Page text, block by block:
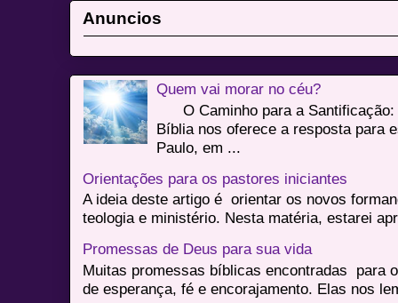
Anuncios
Quem vai morar no céu?
O Caminho para a Santificação:
Bíblia nos oferece a resposta para
Paulo, em ...
Orientações para os pastores iniciantes
A ideia deste artigo é orientar os novos
teologia e ministério. Nesta matéria, estarei
Promessas de Deus para sua vida
Muitas promessas bíblicas encontradas para
de esperança, fé e encorajamento. Elas nos